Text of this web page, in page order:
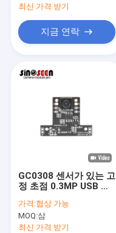
최신 가격 받기
지금 연락
GC0308 센서가 있는 고
정 초점 0.3MP USB 카
가격:협상 가능
MOQ:삼
최신 가격 받기